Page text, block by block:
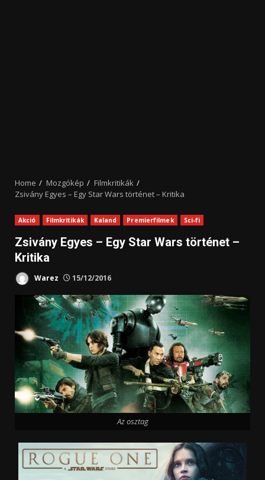
Home Mozgókép
Filmkritikák
Zsivány Egyes – Egy Star Wars történet – Kritika
Akció Filmkritikák Kaland Premierfilmek Sci-fi
Zsivány Egyes – Egy Star Wars történet –
Kritika
Warez 15/12/2016
Az osztag